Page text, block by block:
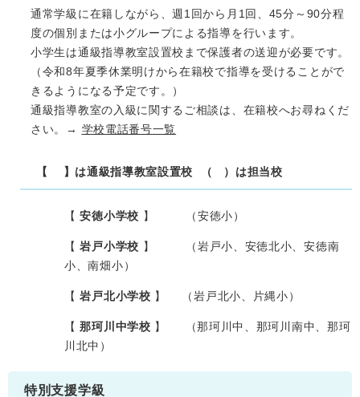
通常学級に在籍しながら、週1回から月1回、45分～90分程
度の個別または小グループによる指導を行います。
小学生は通級指導教室設置校まで保護者の送迎が必要です。
（令和8年夏季休業明けから在籍校で指導を受けることがで
きるようになる予定です。）
通級指導教室の入級に関するご相談は、在籍校へお尋ねくだ
さい。→ 学校電話番号一覧
【 】は通級指導教室設置校​ （ ）は担当校
【安徳小学校 】 （安徳小）
【岩戸小学校 】 （岩戸小、安徳北小、安徳南
小、南畑小）
【岩戸北小学校​ 】 （岩戸北小、片縄小）
【 那珂川中学校​ 】 （那珂川中、那珂川南中、那珂
川北中）​
特別支援学級